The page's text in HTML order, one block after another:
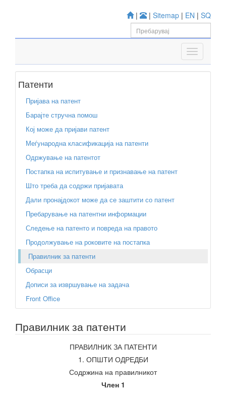
| | Sitemap | EN | SQ
Патенти
Пријава на патент
Барајте стручна помош
Кој може да пријави патент
Меѓународна класификација на патенти
Одржување на патентот
Постапка на испитување и признавање на патент
Што треба да содржи пријавата
Дали пронајдокот може да се заштити со патент
Пребарување на патентни информации
Следење на патенто и повреда на правото
Продолжување на роковите на постапка
Правилник за патенти
Обрасци
Дописи за извршување на задача
Front Office
Правилник за патенти
ПРАВИЛНИК ЗА ПАТЕНТИ
1. ОПШТИ ОДРЕДБИ
Содржина на правилникот
Член 1